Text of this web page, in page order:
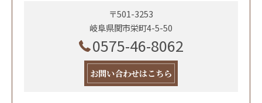
〒501-3253
岐阜県関市栄町4-5-50
0575-46-8062
お問い合わせはこちら